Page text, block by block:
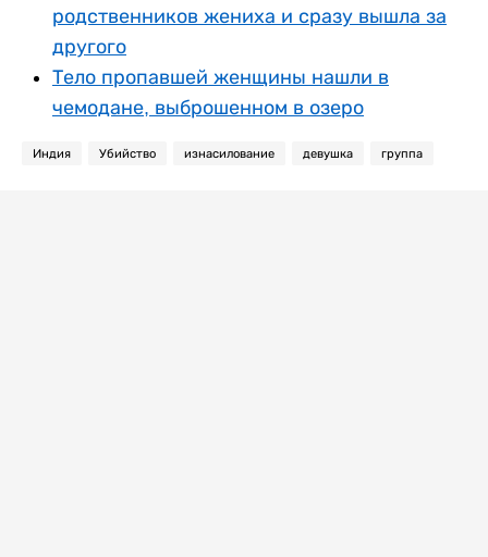
родственников жениха и сразу вышла за
другого
Тело пропавшей женщины нашли в
чемодане, выброшенном в озеро
Индия Убийство изнасилование девушка группа